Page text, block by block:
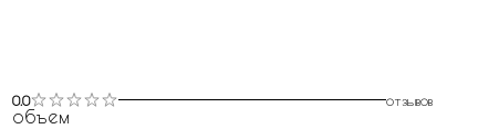
0.0 отзывов
объем